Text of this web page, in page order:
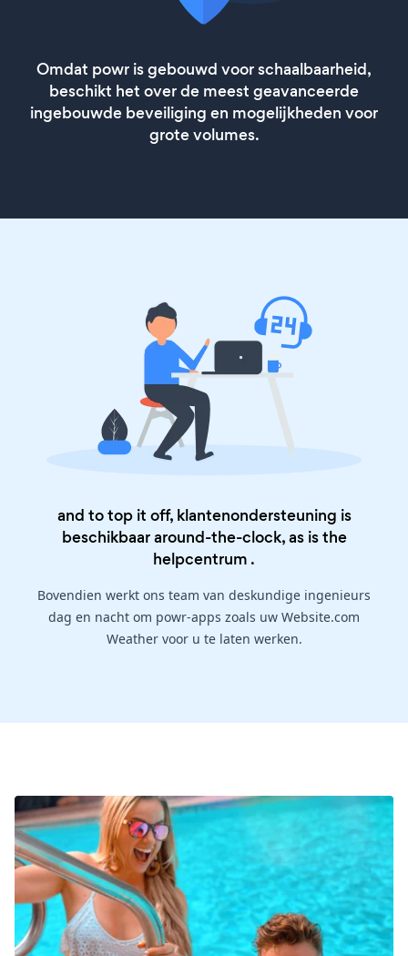
Omdat powr is gebouwd voor schaalbaarheid,
beschikt het over de meest geavanceerde
ingebouwde beveiliging en mogelijkheden voor
grote volumes.
and to top it off, klantenondersteuning is
beschikbaar around-the-clock, as is the
helpcentrum .
Bovendien werkt ons team van deskundige ingenieurs
dag en nacht om powr-apps zoals uw Website.com
Weather voor u te laten werken.